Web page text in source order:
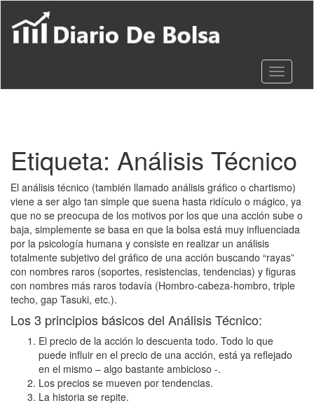
m
Toggle
Etiqueta: Análisis Técnico
El análisis técnico (también llamado análisis gráfico o chartismo)
viene a ser algo tan simple que suena hasta ridículo o mágico, ya
que no se preocupa de los motivos por los que una acción sube o
baja, simplemente se basa en que la bolsa está muy influenciada
por la psicología humana y consiste en realizar un análisis
totalmente subjetivo del gráfico de una acción buscando “rayas”
con nombres raros (soportes, resistencias, tendencias) y figuras
con nombres más raros todavía (Hombro-cabeza-hombro, triple
techo, gap Tasuki, etc.).
Los 3 principios básicos del Análisis Técnico:
El precio de la acción lo descuenta todo. Todo lo que
puede influir en el precio de una acción, está ya reflejado
en el mismo – algo bastante ambicioso -.
Los precios se mueven por tendencias.
La historia se repite.